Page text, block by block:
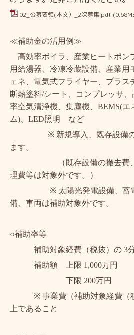
02_公募要領(本文）_2次募集.pdf
≪補助金の活用例≫
高効率ボイラ、産業ヒートポン
用給湯器、冷凍冷蔵設備、産業用
ェネ、電気式フライヤー、プラス
断熱塗料/シート、コンプレッサ
率空気清浄機、集塵機、 BEMS(エ
ム) LED照明 など
※ 新規導入、既存設備
ます。
（既存設備の撤去費、当
理費等は対象外です。）
※ 太陽光発電設備、蓄
備、車両は補助対象外です。
○補助率等
補助対象経費（税抜）の 3
補助額 上限 1,000万円
下限 200万円
※ 事業費（補助対象経費（
上であること